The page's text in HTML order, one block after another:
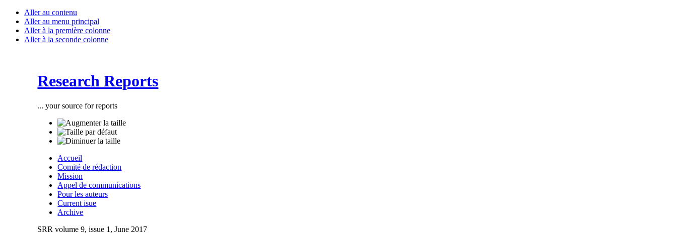
Aller au contenu
Aller au menu principal
Aller à la première colonne
Aller à la seconde colonne
Research Reports
... your source for reports
Accueil
Comité de rédaction
Mission
Appel de communications
Pour les auteurs
Current isue
Archive
SRR volume 9, issue 1, June 2017